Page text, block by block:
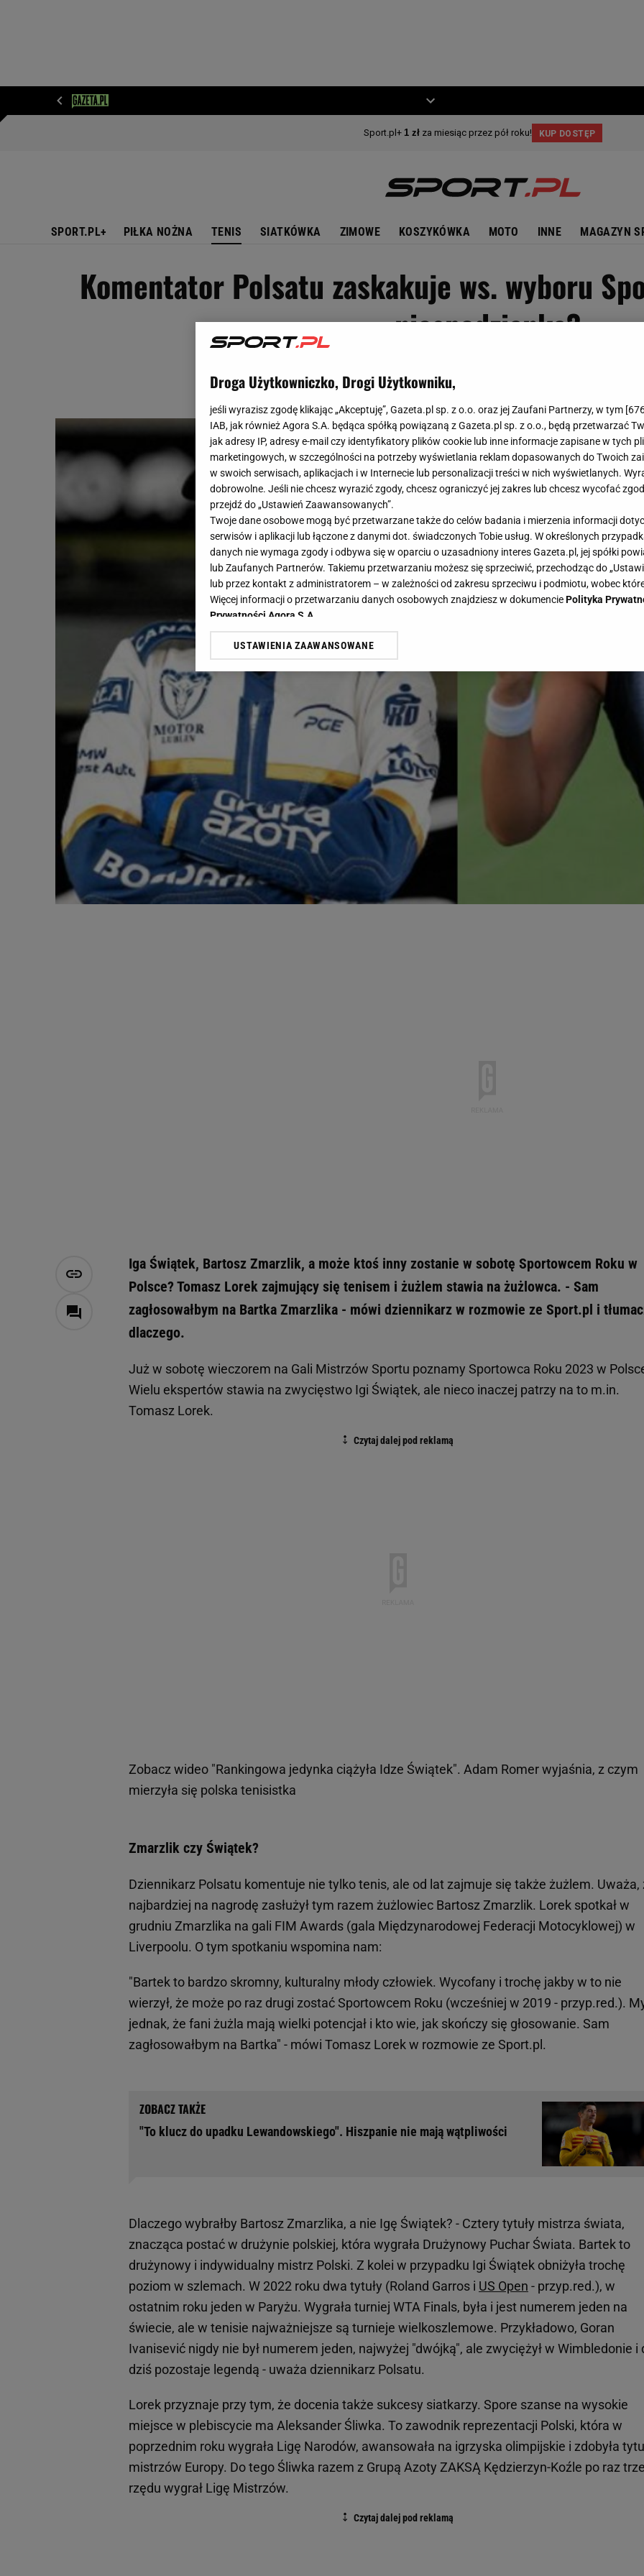
SPORT.PL+ PIŁKA NOŻNA TENIS SIATKÓWKA ZIMOWE KOSZYKÓWKA MOTO INNE MAGAZYN
Komentator Polsatu zaskakuje ws. wyboru
niespodzianka?
Iga Świątek, Bartosz Zmarzlik, a może ktoś inny zostanie w sobotę Sportowcem Roku w
Polsce? Tomasz Lorek zajmujący się tenisem i żużlem stawia na żużlowca. - Sam
zagłosowałbym na Bartka Zmarzlika - mówi dziennikarz w rozmowie ze Sport.pl i
dlaczego.
Już w sobotę wieczorem na Gali Mistrzów Sportu poznamy Sportowca Roku 2023 w
Wielu ekspertów stawia na zwycięstwo Igi Świątek, ale nieco inaczej patrzy na to m.in.
Tomasz Lorek.
Zobacz wideo "Rankingowa jedynka ciążyła Idze Świątek". Adam Romer wyjaśnia, z czym
mierzyła się polska tenisistka
Zmarzlik czy Świątek?
Dziennikarz Polsatu komentuje nie tylko tenis, ale od lat zajmuje się także żużlem. Uważa,
najbardziej na nagrodę zasłużył tym razem żużlowiec Bartosz Zmarzlik. Lorek spotkał w
grudniu Zmarzlika na gali FIM Awards (gala Międzynarodowej Federacji Motocyklowej) w
Liverpoolu. O tym spotkaniu wspomina nam:
"Bartek to bardzo skromny, kulturalny młody człowiek. Wycofany i trochę jakby w to nie
wierzył, że może po raz drugi zostać Sportowcem Roku (wcześniej w 2019 - przyp.red.).
jednak, że fani żużla mają wielki potencjał i kto wie, jak skończy się głosowanie. Sam
zagłosowałbym na Bartka" - mówi Tomasz Lorek w rozmowie ze Sport.pl.
"To klucz do upadku Lewandowskiego". Hiszpanie nie mają wątpliwości
Dlaczego wybrałby Bartosz Zmarzlika, a nie Igę Świątek? - Cztery tytuły mistrza świata,
znacząca postać w drużynie polskiej, która wygrała Drużynowy Puchar Świata. Bartek to
drużynowy i indywidualny mistrz Polski. Z kolei w przypadku Igi Świątek obniżyła trochę
poziom w szlemach. W 2022 roku dwa tytuły (Roland Garros i US Open - przyp.red.), w
ostatnim roku jeden w Paryżu. Wygrała turniej WTA Finals, była i jest numerem jeden na
świecie, ale w tenisie najważniejsze są turnieje wielkoszlemowe. Przykładowo, Goran
Ivanisević nigdy nie był numerem jeden, najwyżej "dwójką", ale zwyciężył w Wimbledonie i
dziś pozostaje legendą - uważa dziennikarz Polsatu.
Lorek przyznaje przy tym, że docenia także sukcesy siatkarzy. Spore szanse na wysokie
miejsce w plebiscycie ma Aleksander Śliwka. To zawodnik reprezentacji Polski, która w
poprzednim roku wygrała Ligę Narodów, awansowała na igrzyska olimpijskie i zdobyła
mistrzów Europy. Do tego Śliwka razem z Grupą Azoty ZAKSĄ Kędzierzyn-Koźle po raz
rzędu wygrał Ligę Mistrzów.
Droga Użytkowniczko, Drogi Użytkowniku,
jeśli wyrazisz zgodę klikając „Akceptuję”, Gazeta.pl sp. z o.o. oraz jej Zaufani Partnerzy, w tym [
IAB, jak również Agora S.A. będąca spółką powiązaną z Gazeta.pl sp. z o.o., będą przetwarzać
jak adresy IP, adresy e-mail czy identyfikatory plików cookie lub inne informacje zapisane w tych
marketingowych, w szczególności na potrzeby wyświetlania reklam dopasowanych do Twoich
w swoich serwisach, aplikacjach i w Internecie lub personalizacji treści w nich wyświetlanych.
dobrowolne. Jeśli nie chcesz wyrazić zgody, chcesz ograniczyć jej zakres lub chcesz wycofać
przejdź do „Ustawień Zaawansowanych”.
Twoje dane osobowe mogą być przetwarzane także do celów badania i mierzenia informacji
serwisów i aplikacji lub łączone z danymi dot. świadczonych Tobie usług. W określonych
danych nie wymaga zgody i odbywa się w oparciu o uzasadniony interes Gazeta.pl, jej spółki
lub Zaufanych Partnerów. Takiemu przetwarzaniu możesz się sprzeciwić, przechodząc do
lub przez kontakt z administratorem – w zależności od zakresu sprzeciwu i podmiotu, wobec
Więcej informacji o przetwarzaniu danych osobowych znajdziesz w dokumenciePolityka
Prywatności Agora S.A.
Klikając „Akceptuję” wyrażasz też zgodę na zainstalowanie i przechowywanie plików cookie
Zaufanych Partnerów i Agora S.A. na Twoim urządzeniu końcowym. Możesz w każdej chwili
dotyczące plików cookie, wywołując narzędzie do zarządzania twoimi preferencjami dot.
odnośnik „Ustawienia prywatności ” w stopce serwisu i przechodząc do „Ustawień
plików cookie możliwa jest także za pomocą ustawień przeglądarki.
My, nasi Zaufani Partnerzy i Agora S.A. możemy przetwarzać dane osobowe w następujących
Użycie dokładnych danych geolokalizacyjnych. Aktywne skanowanie charakterystyki urządzenia
Przechowywanie informacji na urządzeniu lub dostęp do nich. Spersonalizowane reklamy i treści,
badnie odbiorców i ulepszanie usług.Lista Zaufanych Partnerów
USTAWIENIA ZAAWANSOWANE